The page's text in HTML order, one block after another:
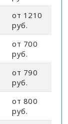
от 1210
руб.
от 700
руб.
от 790
руб.
от 800
руб.